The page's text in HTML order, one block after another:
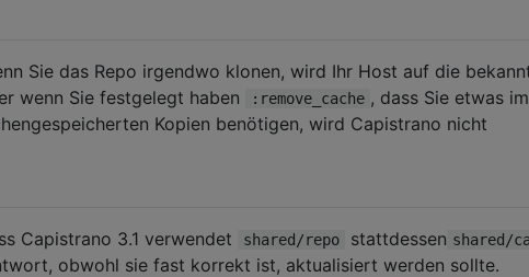
Sie das Repo irgendwo klonen, wird Ihr Host auf die
wenn Sie festgelegt haben
:remove_cache , dass Sie etwas im
Kopien benötigen, wird Capistrano nicht
Capistrano 3.1 verwendet shared/repo stattdessen shared/
obwohl sie fast korrekt ist, aktualisiert werden sollte.